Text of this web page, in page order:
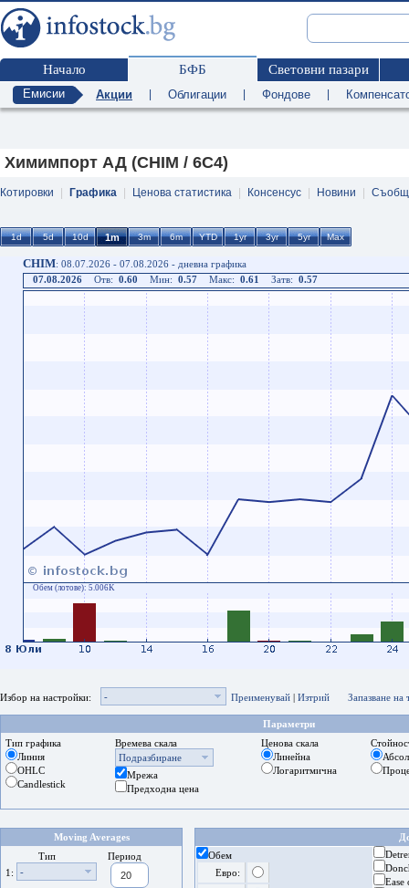
Начало БФБ Световни пазари
Емисии Акции Облигации Фондове
Химимпорт АД (CHIM / 6C4)
Котировки Графика Ценова статистика Консенсус Новини
CHIM: 08.07.2026 - 07.08.2026 - дневна графика
07.08.2026
Отв: 0.60 Мин: 0.57 Макс: 0.61 Затв: 0.57
Обем (лотове): 5.006K
Избор на настройки: - Преименувай | Изтрий Запазване на
Параметри
Тип графика
Линия
OHLC
Candlestick
Времева скала
Подразбиране
Мрежа
Предходна цена
Ценова скала
Линейна
Логаритмична
Moving Averages
Тип
Период
1:
-
Обем
Евро:
Ease